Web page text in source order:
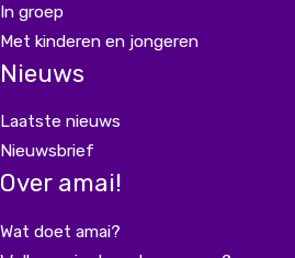
In groep
Met kinderen en jongeren
Nieuws
Laatste nieuws
Nieuwsbrief
Over amai!
Wat doet amai?